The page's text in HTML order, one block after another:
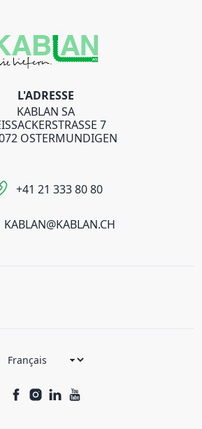
L'ADRESSE
KABLAN SA
7
OSTERMUNDIGEN
+41 21 333 80 80
KABLAN@KABLAN.CH